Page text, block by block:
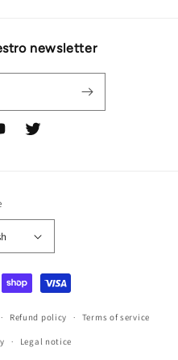
newsletter
Twitter
Refund policy Terms of service
Legal notice